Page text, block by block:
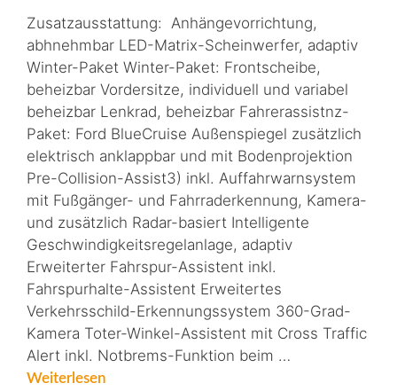
Zusatzausstattung: Anhängevorrichtung,
abhnehmbar LED-Matrix-Scheinwerfer, adaptiv
Winter-Paket Winter-Paket: Frontscheibe,
beheizbar Vordersitze, individuell und variabel
beheizbar Lenkrad, beheizbar Fahrerassistnz-
Paket: Ford BlueCruise Außenspiegel zusätzlich
elektrisch anklappbar und mit Bodenprojektion
Pre-Collision-Assist3) inkl. Auffahrwarnsystem
mit Fußgänger- und Fahrraderkennung, Kamera-
und zusätzlich Radar-basiert Intelligente
Geschwindigkeitsregelanlage, adaptiv
Erweiterter Fahrspur-Assistent inkl.
Fahrspurhalte-Assistent Erweitertes
Verkehrsschild-Erkennungssystem 360-Grad-
Kamera Toter-Winkel-Assistent mit Cross Traffic
Alert inkl. Notbrems-Funktion beim …
Weiterlesen